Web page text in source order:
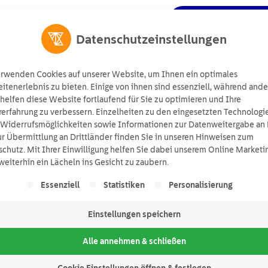
Wissen
Datenschutzeinstellungen
Cookies auf unserer Website, um Ihnen ein optimales
zu bieten. Einige von ihnen sind essenziell, während
diese Website fortlaufend für Sie zu optimieren und Ihre
zu verbessern. Einzelheiten zu den eingesetzten
sowie Informationen zur Datenweitergabe an
Übermittlung an Drittländer finden Sie in unseren Hinweisen zum
Mit Ihrer Einwilligung helfen Sie dabei unserem Online
ein Lächeln ins Gesicht zu zaubern.
eine Liste der Service-Gruppen, für die eine
Essenziell Statistiken Personalisierung
Einstellungen speichern
Alle annehmen & schließen